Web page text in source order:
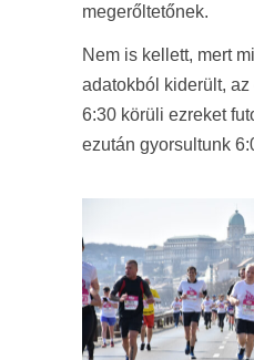
megerőltetőnek.
Nem is kellett, mert
adatokból kiderült,
6:30 körüli ezreket
ezután gyorsultunk